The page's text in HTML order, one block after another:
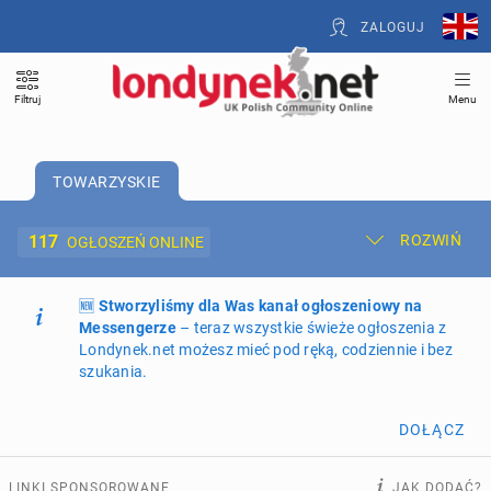
ZALOGUJ
Filtruj Menu
TOWARZYSKIE
117 OGŁOSZEŃ ONLINE ROZWIŃ
Dodaj ogłoszenie Moje ogłoszenia
Oferta i cennik ogłoszeń
ogłoszenia online
🆕 Stworzyliśmy dla Was kanał ogłoszeniowy na
Messengerze– teraz wszystkie świeże ogłoszenia z
Londynek.net możesz mieć pod ręką, codziennie i bez
szukania.
DOŁĄCZ
LINKI SPONSOROWANE JAK DODAĆ?